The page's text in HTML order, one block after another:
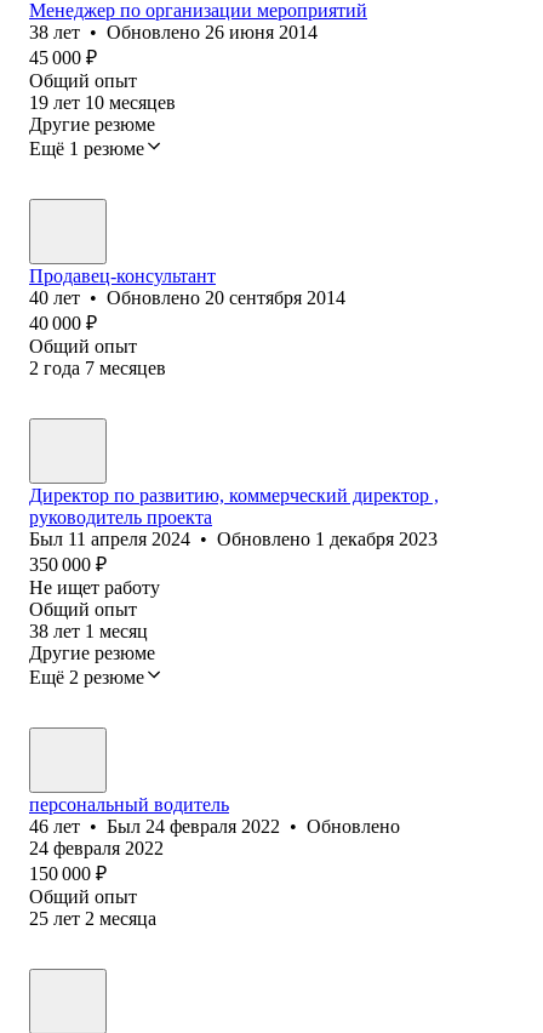
Менеджер по организации мероприятий
38 лет • Обновлено 26 июня 2014
45 000 ₽
Общий опыт
19 лет 10 месяцев
Другие резюме
Ещё 1 резюме
Продавец-консультант
40 лет • Обновлено 20 сентября 2014
40 000 ₽
Общий опыт
2 года 7 месяцев
Директор по развитию, коммерческий директор ,
руководитель проекта
Был 11 апреля 2024 • Обновлено 1 декабря 2023
350 000 ₽
Не ищет работу
Общий опыт
38 лет 1 месяц
Другие резюме
Ещё 2 резюме
персональный водитель
46 лет • Был 24 февраля 2022 • Обновлено
24 февраля 2022
150 000 ₽
Общий опыт
25 лет 2 месяца